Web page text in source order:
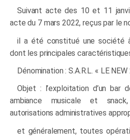
Suivant acte des 10 et 11
acte du 7 mars 2022, reçus par le
il a été constitué une société
dont les principales
Dénomination : S.A.R.L. « LE NEW
Objet : l’exploitation d’un bar
ambiance musicale et
autorisations administratives
et généralement, toutes